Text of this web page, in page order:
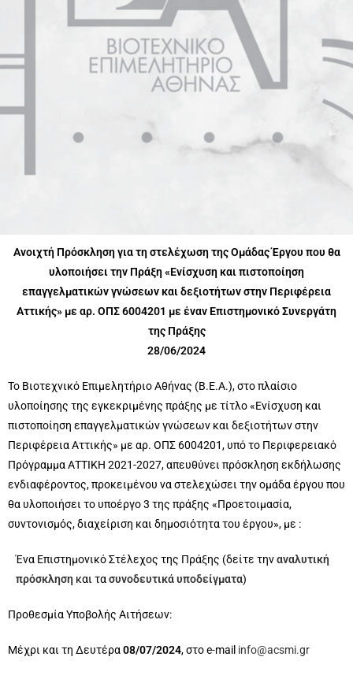
Ανοιχτή Πρόσκληση για τη στελέχωση της Ομάδας Έργου που θα
υλοποιήσει την Πράξη «Ενίσχυση και πιστοποίηση
επαγγελματικών γνώσεων και δεξιοτήτων στην Περιφέρεια
Αττικής» με αρ. ΟΠΣ6004201 με έναν Επιστημονικό Συνεργάτη
της Πράξης
28/06/2024
Το Βιοτεχνικό Επιμελητήριο Αθήνας (Β.Ε.Α.), στο πλαίσιο
υλοποίησης της εγκεκριμένης πράξης με τίτλο «Ενίσχυση και
πιστοποίηση επαγγελματικών γνώσεων και δεξιοτήτων στην
Περιφέρεια Αττικής» με αρ. ΟΠΣ 6004201, υπό το Περιφερειακό
Πρόγραμμα ΑΤΤΙΚΗ 2021-2027, απευθύνει πρόσκληση εκδήλωσης
ενδιαφέροντος, προκειμένου να στελεχώσει την ομάδα έργου που
θα υλοποιήσει το υποέργο 3 της πράξης «Προετοιμασία,
συντονισμός, διαχείριση και δημοσιότητα του έργου», με :
Ένα Επιστημονικό Στέλεχος της Πράξης (δείτε τηναναλυτική
πρόσκληση και τασυνοδευτικά υποδείγματα)
Προθεσμία Υποβολής Αιτήσεων:
Μέχρι και τη Δευτέρα08/07/2024, στο e-mail info@acsmi.gr